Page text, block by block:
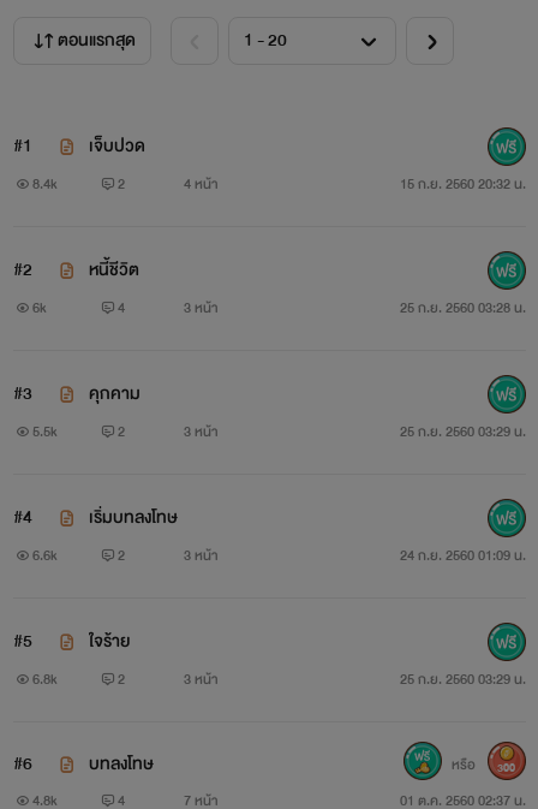
ไมค์ เมสัน ผู้ชายที่รักพิมพ์ดาวไม่สนใจว่าเธอจะเป็นเด็ก
กำพร้า ทั้งสองกำลังจะแต่งงานกัน แต่พิมพ์ดาวก็ประสบอุบัติเหตุ
เขามีนำไปลงที่พลอยลดาเพียงคนเดียว เพราะเขาโดนลินินเป่าหู
ว่าพลอยลดาอยู่เบื้องหลังการตายของพิมพ์ดาวทุกอย่าง
ตอนแรกสุด
#1 เจ็บปวด
8.4k 2 4 หน้า 15 ก.ย. 2560 20:32 น.
#2 หนี้ชีวิต
6k 4 3 หน้า 25 ก.ย. 2560 03:28 น.
#3 คุกคาม
5.5k 2 3 หน้า 25 ก.ย. 2560 03:29 น.
#4 เริ่มบทลงโทษ
6.6k 2 3 หน้า 24 ก.ย. 2560 01:09 น.
#5 ใจร้าย
6.8k 2 3 หน้า 25 ก.ย. 2560 03:29 น.
#6 บทลงโทษ
4.8k 4 7 หน้า 01 ต.ค. 2560 02:37 น.
หรือ 300